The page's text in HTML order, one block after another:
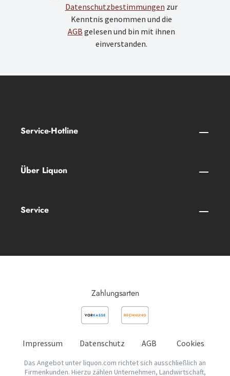
Datenschutzbestimmungen zur
Kenntnis genommen und die
AGB gelesen und bin mit ihnen
einverstanden.
Service-Hotline
Über Liquon
Service
Zahlungsarten
Impressum Datenschutz AGB Cookies
Das Angebot unter liquon.com richtet sich ausschließlich an
Firmenkunden. Hierzu zählen Unternehmen, Landwirtschaft,